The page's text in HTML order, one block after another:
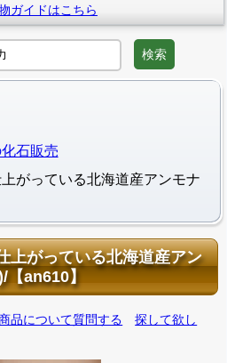
ガイドはこちら
検索
石販売
がっている北海道産アンモナ
上がっている北海道産アン
【an610】
品について質問する
探して欲し